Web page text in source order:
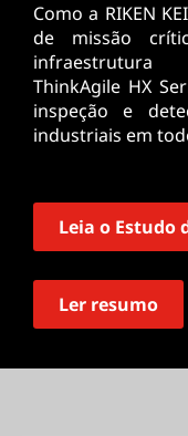
Como a RIKEN
de missão
infraestrutura
ThinkAgile HX
inspeção e
industriais em
Leia o Estudo
Ler resumo